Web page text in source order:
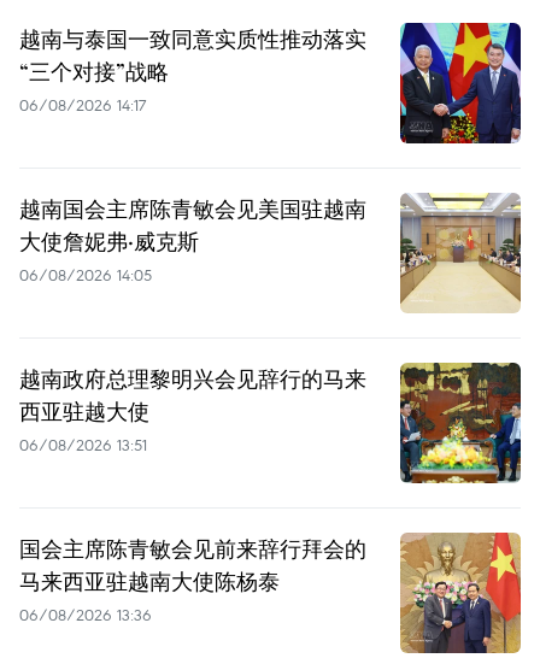
越南与泰国一致同意实质性推动落实
“三个对接”战略
06/08/2026 14:17
越南国会主席陈青敏会见美国驻越南
大使詹妮弗·威克斯
06/08/2026 14:05
越南政府总理黎明兴会见辞行的马来
西亚驻越大使
06/08/2026 13:51
国会主席陈青敏会见前来辞行拜会的
马来西亚驻越南大使陈杨泰
06/08/2026 13:36